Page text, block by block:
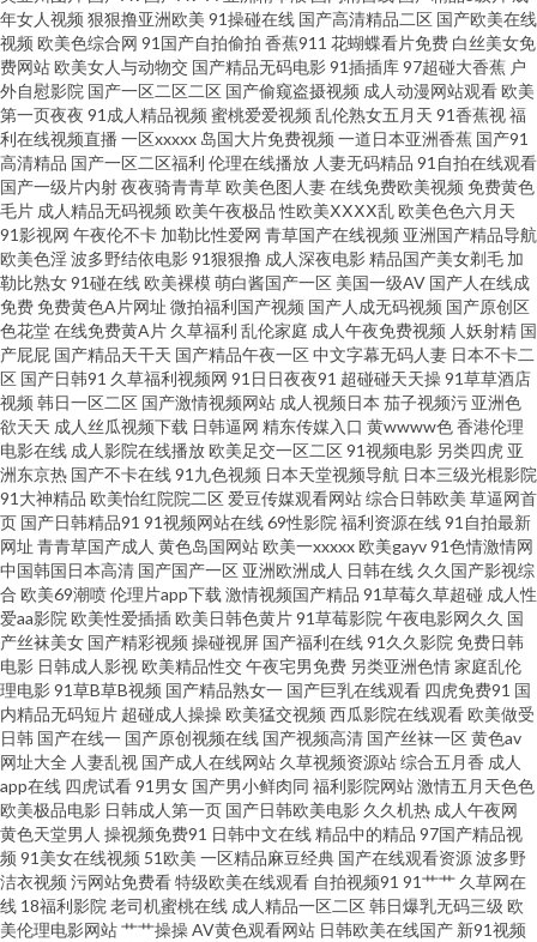
频网站 日本综合色网 午夜深夜福利 岛国搬运最新网址 欧州包情成人一区 午
夜熟女福利网 91色蝌蚪导航 九一视频入口 日本中文字幕A片 69成人在线 91
视频新地址 AV按摩影院 成人日韩亚洲欧美 午夜福利老司机 91传媒综合网 韩
欧美日久 白丝啪啪 91aiai 白洁福利视频 大香蕉伊人青青 韩日中文三级在线
九一福利区 欧美成人AB 人人操91 日韩国产久久 国产在线A秀秀 亚洲伪娘av
网站 99这里精品 岛国电影网 激情另类春色 91在线观看原创 91蜜桃黑人人妻
伊人黃色毛片 老湿机视频网站 国产精品欧美区 国产系列WWW 日韩免看一
级a 伊人三级网 91探花在线 肏屄视频电影 黑丝系列影音先锋 欧美人妖网址
深夜天堂导航 亚洲成人A片 91蜜桃黑人人妻 肏逼123 久热中文字幕 操碰视频
国产精品玫玖玖玖 国产影院 在线播放91 福利电影午夜AV 亚洲女操逼网 91亚
洲资源站 超碰碰日日操 国产福利久久精品 加勒比91在线 人人变态另类av 亚
洲AV黄色网址 91福利社区 ab片免费观看 天天玩夜夜操 91超碰青青 变态另类
网站 福利淫导航 户外露出在线观看 男人影音黄总在线 日韩A片性爱网站 婷婷
碰碰 69撸大师 久草福利在线 日本性视频 五月福利社区 午夜国产色色AV 国产
综合18P 欧美成a 天天操屄 91大片免费看 99视频资源总站 超碰自拍人人 红桃
伦理影院 老司机桃花网 男人的天堂a爽 青娱乐老司机福利 午夜少妇片 51社区
年女人视频 狠狠撸亚洲欧美 91操碰在线 国产高清精品二区 国产欧美在线
视频 欧美色综合网 91国产自拍偷拍 香蕉911 花蝴蝶看片免费 白丝美女免
费网站欧美女人与动物交 国产精品无码电影91插插库97超碰大香蕉 户
外自慰影院 国产一区二区二区 国产偷窥盗摄视频 成人动漫网站观看欧美
第一页夜夜 91成人精品视频 蜜桃爱爱视频 乱伦熟女五月天 91香蕉视福
利在线视频直播 一区xxxxx 岛国大片免费视频 一道日本亚洲香蕉 国产91
高清精品 国产一区二区福利 伦理在线播放 人妻无码精品 91自拍在线观看
国产一级片内射夜夜骑青青草欧美色图人妻在线免费欧美视频 免费黄色
毛片 成人精品无码视频 欧美午夜极品 性欧美ⅩⅩⅩⅩ乱欧美色色六月天
91影视网 午夜伦不卡 加勒比性爱网 青草国产在线视频 亚洲国产精品导航
欧美色淫波多野结依电影91狠狠撸 成人深夜电影精品国产美女剃毛 加
勒比熟女91碰在线欧美裸模萌白酱国产一区 美国一级AV 国产人在线成
免费免费黄色A片网址 微拍福利国产视频 国产人成无码视频 国产原创区
色花堂在线免费黄A片 久草福利 乱伦家庭 成人午夜免费视频 人妖射精 国
产屁屁 国产精品天干天 国产精品午夜一区中文字幕无码人妻 日本不卡二
区 国产日韩91 久草福利视频网 91日日夜夜91 超碰碰天天操91草草酒店
视频 韩日一区二区 国产激情视频网站 成人视频日本 茄子视频污 亚洲色
欲天天 成人丝瓜视频下载 日韩逼网 精东传媒入口 黄wwww色香港伦理
电影在线 成人影院在线播放欧美足交一区二区91视频电影 另类四虎 亚
洲东京热 国产不卡在线91九色视频 日本天堂视频导航 日本三级光棍影院
91大神精品 欧美怡红院院二区 爱豆传媒观看网站综合日韩欧美 草逼网首
页 国产日韩精品91 91视频网站在线69性影院 福利资源在线91自拍最新
网址 青青草国产成人 黄色岛国网站欧美一xxxxx欧美gayv91色情激情网
中国韩国日本高清 国产国产一区 亚洲欧洲成人 日韩在线 久久国产影视综
合 欧美69潮喷伦理片app下载 激情视频国产精品 91草莓久草超碰 成人性
爱aa影院 欧美性爱插插欧美日韩色黄片91草莓影院 午夜电影网久久 国
产丝袜美女 国产精彩视频 操碰视屏 国产福利在线91久久影院 免费日韩
电影 日韩成人影视欧美精品性交午夜宅男免费 另类亚洲色情家庭乱伦
理电影91草B草B视频 国产精品熟女一 国产巨乳在线观看 四虎免费91 国
内精品无码短片 超碰成人操操欧美猛交视频 西瓜影院在线观看欧美做受
日韩 国产在线一 国产原创视频在线 国产视频高清 国产丝袜一区黄色av
网址大全 人妻乱视 国产成人在线网站 久草视频资源站综合五月香 成人
app在线 四虎试看91男女 国产男小鲜肉同 福利影院网站激情五月天色色
欧美极品电影 日韩成人第一页 国产日韩欧美电影 久久机热 成人午夜网
黄色天堂男人 操视频免费91 日韩中文在线精品中的精品 97国产精品视
频 91美女在线视频 51欧美 一区精品麻豆经典 国产在线观看资源波多野
洁衣视频 污网站免费看特级欧美在线观看 自拍视频91 91艹艹 久草网在
线 18福利影院 老司机蜜桃在线 成人精品一区二区韩日爆乳无码三级 欧
美伦理电影网站艹艹操操AV黄色观看网站 日韩欧美在线国产 新91视频